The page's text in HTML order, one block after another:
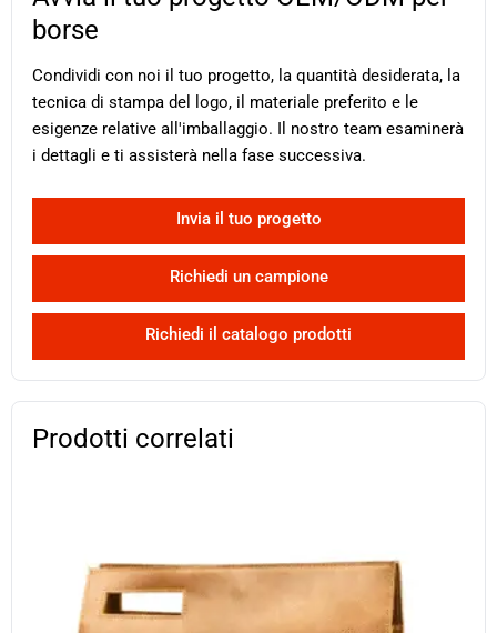
borse
Condividi con noi il tuo progetto, la quantità desiderata, la
tecnica di stampa del logo, il materiale preferito e le
esigenze relative all'imballaggio. Il nostro team esaminerà
i dettagli e ti assisterà nella fase successiva.
Invia il tuo progetto
Richiedi un campione
Richiedi il catalogo prodotti
Prodotti correlati